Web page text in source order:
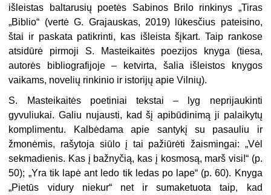
išleistas baltarusių poetės Sabinos Brilo rinkinys „Tiras
„Biblio“ (vertė G. Grajauskas, 2019) lūkesčius pateisino,
štai ir paskata patikrinti, kas išleista šįkart. Taip rankose
atsidūrė pirmoji S. Masteikaitės poezijos knyga (tiesa,
autorės bibliografijoje – ketvirta, šalia išleistos knygos
vaikams, novelių rinkinio ir istorijų apie Vilnių).
S. Masteikaitės poetiniai tekstai – lyg neprijaukinti
gyvuliukai. Galiu nujausti, kad šį apibūdinimą ji palaikytų
komplimentu. Kalbėdama apie santykį su pasauliu ir
žmonėmis, rašytoja siūlo į tai pažiūrėti žaismingai: „Vėl
sekmadienis. Kas į bažnyčią, kas į kosmosą, marš visi!“ (p.
50); „Yra tik lapė ant ledo tik ledas po lape“ (p. 60). Knyga
„Pietūs vidury niekur“ net ir sumaketuota taip, kad